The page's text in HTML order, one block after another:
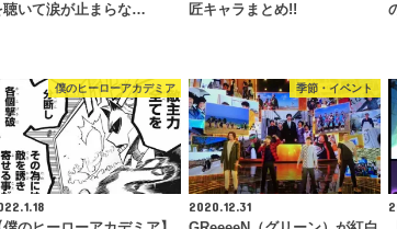
聴いて涙が止まらな…
匠キャラまとめ!!
僕のヒーローアカデミア 季節・イベント
2020.12.31